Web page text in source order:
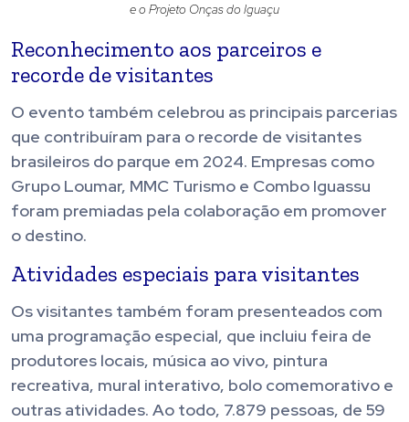
e o Projeto Onças do Iguaçu
Reconhecimento aos parceiros e
recorde de visitantes
O evento também celebrou as principais parcerias
que contribuíram para o recorde de visitantes
brasileiros do parque em 2024. Empresas como
Grupo Loumar, MMC Turismo e Combo Iguassu
foram premiadas pela colaboração em promover
o destino.
Atividades especiais para visitantes
Os visitantes também foram presenteados com
uma programação especial, que incluiu feira de
produtores locais, música ao vivo, pintura
recreativa, mural interativo, bolo comemorativo e
outras atividades. Ao todo, 7.879 pessoas, de 59